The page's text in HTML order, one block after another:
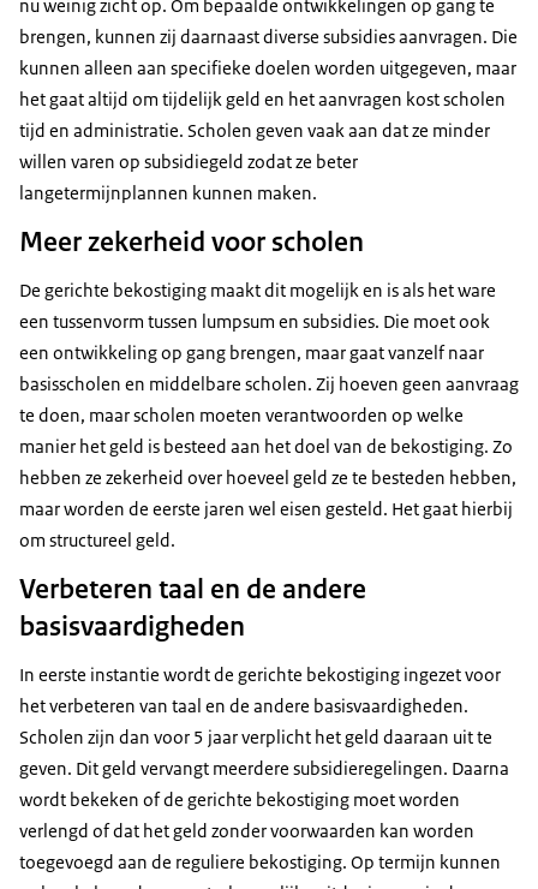
nu weinig zicht op. Om bepaalde ontwikkelingen op gang te
brengen, kunnen zij daarnaast diverse subsidies aanvragen. Die
kunnen alleen aan specifieke doelen worden uitgegeven, maar
het gaat altijd om tijdelijk geld en het aanvragen kost scholen
tijd en administratie. Scholen geven vaak aan dat ze minder
willen varen op subsidiegeld zodat ze beter
langetermijnplannen kunnen maken.
Meer zekerheid voor scholen
De gerichte bekostiging maakt dit mogelijk en is als het ware
een tussenvorm tussen lumpsum en subsidies. Die moet ook
een ontwikkeling op gang brengen, maar gaat vanzelf naar
basisscholen en middelbare scholen. Zij hoeven geen aanvraag
te doen, maar scholen moeten verantwoorden op welke
manier het geld is besteed aan het doel van de bekostiging. Zo
hebben ze zekerheid over hoeveel geld ze te besteden hebben,
maar worden de eerste jaren wel eisen gesteld. Het gaat hierbij
om structureel geld.
Verbeteren taal en de andere
basisvaardigheden
In eerste instantie wordt de gerichte bekostiging ingezet voor
het verbeteren van taal en de andere basisvaardigheden.
Scholen zijn dan voor 5 jaar verplicht het geld daaraan uit te
geven. Dit geld vervangt meerdere subsidieregelingen. Daarna
wordt bekeken of de gerichte bekostiging moet worden
verlengd of dat het geld zonder voorwaarden kan worden
toegevoegd aan de reguliere bekostiging. Op termijn kunnen